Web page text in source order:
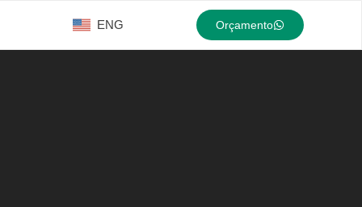
ENG Orçamento